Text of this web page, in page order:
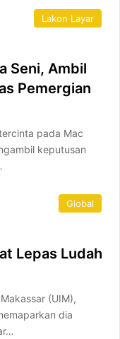
Lakon Layar
Seni, Ambil
Pemergian
pada Mac
keputusan
Global
Lepas Ludah
(UIM),
dia